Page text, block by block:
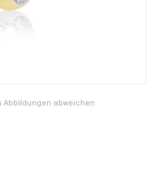
Abbildungen abweichen